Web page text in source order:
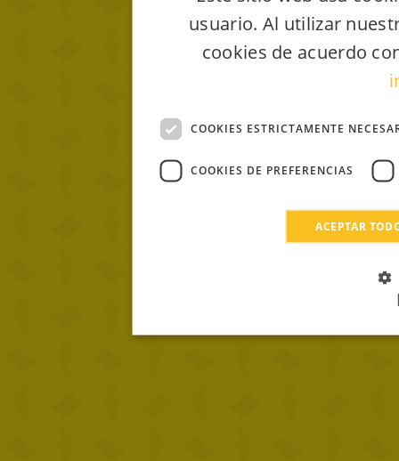
usuario. Al utilizar
cookies de acuerdo
COOKIES ESTRICTAMENTE
COOKIES DE PREFERENCIAS
ACEPTAR